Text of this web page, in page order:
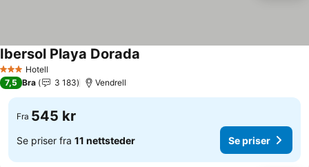
3 StjernerHotell
Ibersol Playa Dorada
7,5 Bra 3 183 Vendrell
Fra 545 kr
Se priser fra 11 nettsteder Se priser